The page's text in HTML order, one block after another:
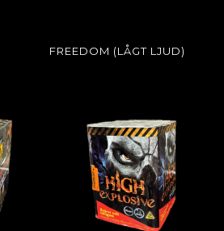
FREEDOM (LÅGT LJUD)